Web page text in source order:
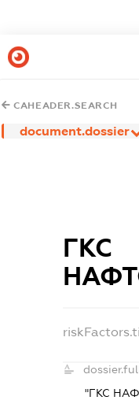
CAHEADER.SEARCH
document.dossier
ГКС
"ГКС